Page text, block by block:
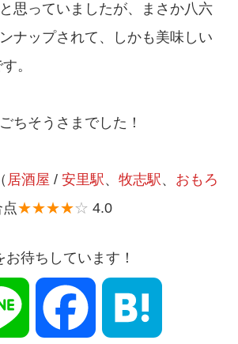
思っていましたが、まさか八六
ナップされて、しかも美味しい
。
ちそうさまでした！
居酒屋 / 安里駅、 牧志駅、 おもろ
★★★★☆ 4.0
待ちしています！
Line Facebook